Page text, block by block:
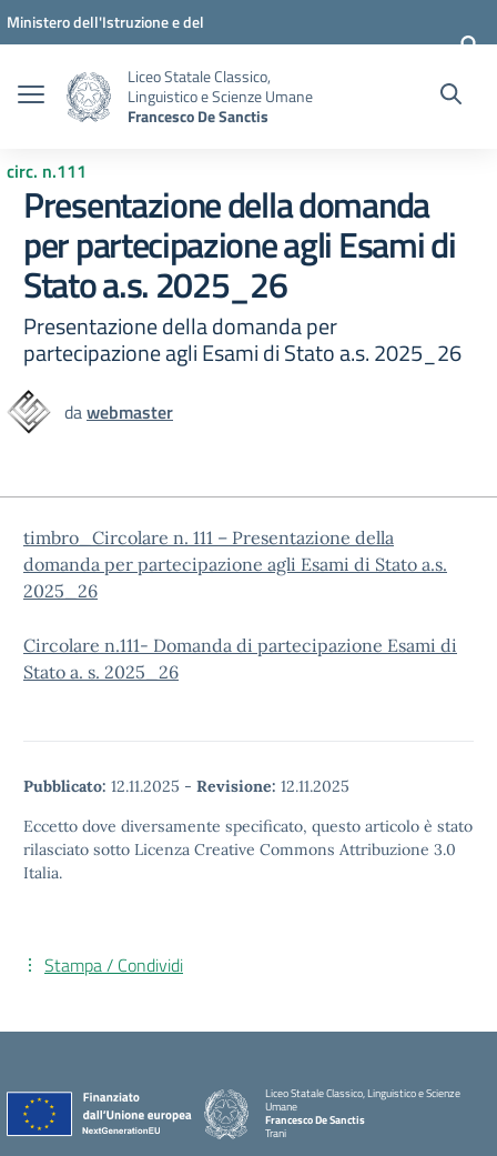
Vai ai contenuti
Vai al menu di navigazione
Vai al footer
Ministero dell'Istruzione e del
Liceo Statale Classico,
Linguistico e Scienze Umane
Francesco De Sanctis
circ. n.111
Presentazione della domanda
per partecipazione agli Esami di
Stato a.s. 2025_26
Presentazione della domanda per
partecipazione agli Esami di Stato a.s. 2025_26
dawebmaster
timbro_Circolare n. 111 – Presentazione della
domanda per partecipazione agli Esami di Stato a.s.
2025_26
Circolare n.111- Domanda di partecipazione Esami di
Stato a. s. 2025_26
Pubblicato: 12.11.2025 - Revisione: 12.11.2025
Eccetto dove diversamente specificato, questo articolo è stato
rilasciato sotto Licenza Creative Commons Attribuzione 3.0
Italia.
Stampa / Condividi
Liceo Statale Classico, Linguistico e Scienze
Umane
Francesco De Sanctis
Trani